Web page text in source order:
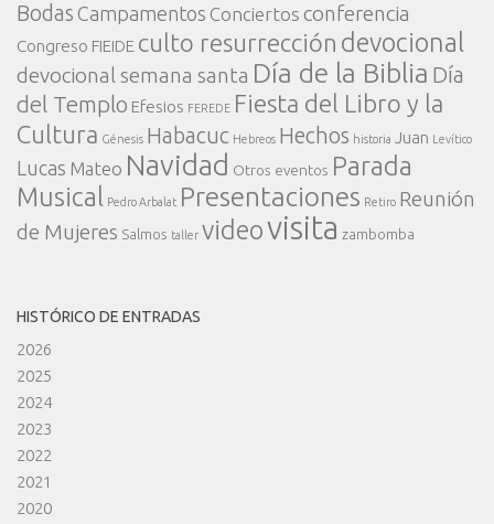
Bodas Campamentos Conciertos conferencia
Congreso FIEIDE culto resurrección devocional
devocional semana santa Día de la Biblia Día
del Templo Efesios FEREDE Fiesta del Libro y la
Cultura Génesis Habacuc Hebreos Hechos historia Juan Levítico
Lucas Mateo Navidad Otros eventos Parada
Musical
Pedro Arbalat Presentaciones Retiro Reunión
de Mujeres Salmos taller videovisita zambomba
HISTÓRICO DE ENTRADAS
2026
2025
2024
2023
2022
2021
2020